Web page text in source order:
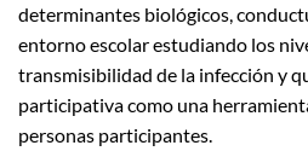
determinantes biológicos,
entorno escolar estudiando los
transmisibilidad de la infección y
participativa como una
personas participantes.